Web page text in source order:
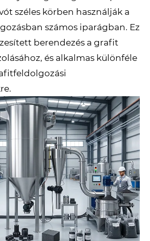
széles körben használják a
számos iparágban. Ez
berendezés a grafit
és alkalmas különféle